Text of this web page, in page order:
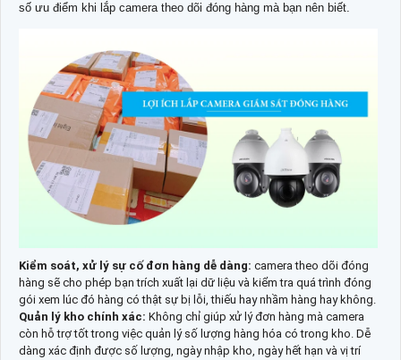
số ưu điểm khi lắp camera theo dõi đóng hàng mà bạn nên biết.
Kiểm soát, xử lý sự cố đơn hàng dễ dàng: camera theo dõi đóng
hàng sẽ cho phép bạn trích xuất lại dữ liệu và kiểm tra quá trình đóng
gói xem lúc đó hàng có thật sự bị lỗi, thiếu hay nhầm hàng hay không.
Quản lý kho chính xác: Không chỉ giúp xử lý đơn hàng mà camera
còn hỗ trợ tốt trong việc quản lý số lượng hàng hóa có trong kho. Dễ
dàng xác định được số lượng, ngày nhập kho, ngày hết hạn và vị trí